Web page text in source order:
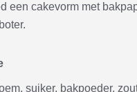
een cakevorm met
suiker, bakpoeder,